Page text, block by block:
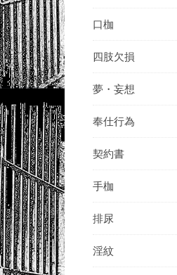
口枷
四肢欠損
夢・妄想
奉仕行為
契約書
手枷
排尿
淫紋